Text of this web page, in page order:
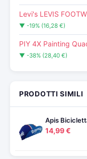
Levi's LEVIS
▼ -19% (16,28 €)
PIY 4X Painting
▼ -38% (28,40 €)
PRODOTTI SIMILI
Apis
14,99 €